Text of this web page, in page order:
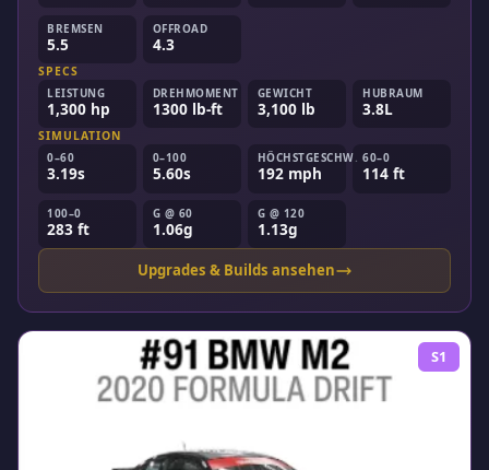
BREMSEN
5.5
OFFROAD
4.3
SPECS
LEISTUNG
1,300 hp
DREHMOMENT
1300 lb-ft
GEWICHT
3,100 lb
HUBRAUM
3.8L
SIMULATION
0–60
3.19s
0–100
5.60s
HÖCHSTGESCHW.
192 mph
60–0
114 ft
100–0
283 ft
G @ 60
1.06g
G @ 120
1.13g
Upgrades & Builds ansehen
S1